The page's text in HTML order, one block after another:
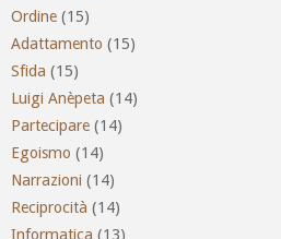
Ordine (15)
Adattamento (15)
Sfida (15)
Luigi Anèpeta (14)
Partecipare (14)
Egoismo (14)
Narrazioni (14)
Reciprocità (14)
Informatica (13)